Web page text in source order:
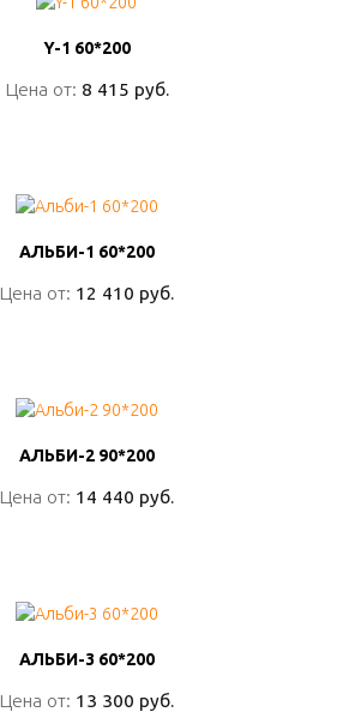
Y-1 60*200
Цена от: 8 415 руб.
Y-1 60*200
Цена от: 8 415 руб.
АЛЬБИ-1 60*200
Цена от: 12 410 руб.
АЛЬБИ-1 60*200
Цена от: 12 410 руб.
АЛЬБИ-2 90*200
Цена от: 14 440 руб.
АЛЬБИ-2 90*200
Цена от: 14 440 руб.
АЛЬБИ-3 60*200
Цена от: 13 300 руб.
АЛЬБИ-3 60*200
Цена от: 13 300 руб.